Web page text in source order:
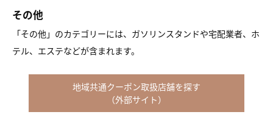
その他
「その他」のカテゴリーには、ガソリンスタンドや宅配業者、ホ
テル、エステなどが含まれます。
地域共通クーポン取扱店舗を探す
（外部サイト）